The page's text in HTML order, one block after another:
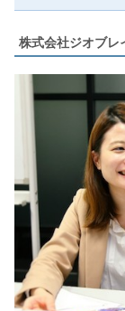
株式会社ジオブレ